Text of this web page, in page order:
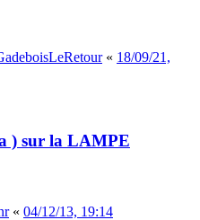
« 18/09/21,
) sur la LAMPE
« 04/12/13, 19:14